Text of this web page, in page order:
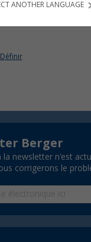
Définir
Berger
la newsletter n'est
corrigerons le
ANOTHER LANGUAGE